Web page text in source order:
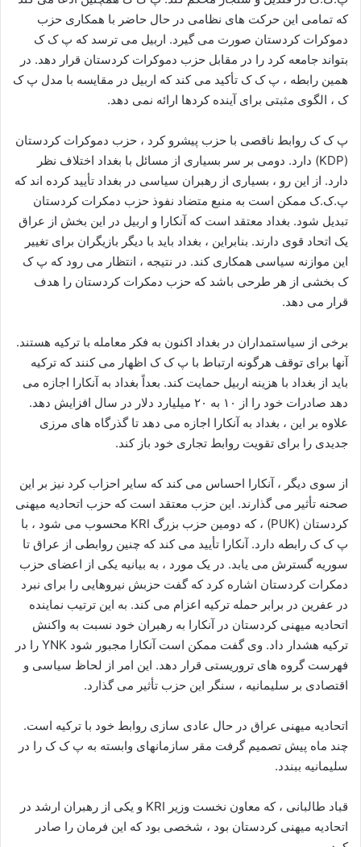
که تمامی این حرکت های نظامی در حال حاضر با همکاری حزب
دموکرات کردستان صورت می گیرد. اربیل می ترسد که پ ک ک
بتواند جامعه کرد را در مقابل حزب دموکرات کردستان قرار دهد. در
همین رابطه ، پ ک ک تأکید می کند که اربیل در مقایسه با مدل پ ک
ک ، الگوی مثبتی برای آینده کردها ارائه نمی دهد.
پ ک ک روابط ناقصی با حزب پیشرو کرد ، حزب دموکرات کردستان
(KDP) دارد. دومی بر سر بسیاری از مسائل با بغداد اختلاف نظر
دارد. از این رو ، بسیاری از رهبران سیاسی در بغداد تأیید کرده اند که
پ.ک.ک ممکن است به منبع متضاد نفوذ حزب دمکرات کردستان
تبدیل شود. بغداد معتقد است که آنکارا و اربیل در این بخش از عراق
یک اتحاد قوی دارند. بنابراین ، بغداد باید با دیگر بازیگران برای تغییر
این موازنه سیاسی همکاری کند. در نتیجه ، انتظار می رود که پ ک
ک بخشی از هر طرحی باشد که حزب دمکرات کردستان را هدف
قرار می دهد.
برخی از سیاستمداران در بغداد اکنون به فکر معامله با ترکیه هستند.
آنها برای توقف هرگونه ارتباط با پ ک ک اظهار می کنند که ترکیه
باید از بغداد با هزینه اربیل حمایت کند. بعداً بغداد به آنکارا اجازه می
دهد صادرات خود را از ۱۰ به ۲۰ میلیارد دلار در سال افزایش دهد.
علاوه بر این ، بغداد به آنکارا اجازه می دهد تا گذرگاه های مرزی
جدیدی را برای تقویت روابط تجاری خود باز کند.
از سوی دیگر ، آنکارا احساس می کند که سایر احزاب کرد نیز بر این
صحنه تأثیر می گذارند. این حزب معتقد است که حزب اتحادیه میهنی
کردستان (PUK) ، که دومین حزب بزرگ KRI محسوب می شود ، با
پ ک ک رابطه دارد. آنکارا تأیید می کند که چنین روابطی از عراق تا
سوریه گسترش می یابد. در یک مورد ، به بیانیه یکی از اعضای حزب
دمکرات کردستان اشاره کرد که گفت حزبش نیروهایی را برای نبرد
در عفرین در برابر حمله ترکیه اعزام می کند. به این ترتیب نماینده
اتحادیه میهنی کردستان در آنکارا به رهبران خود نسبت به واکنش
ترکیه هشدار داد. وی گفت ممکن است آنکارا مجبور شود YNK را در
فهرست گروه های تروریستی قرار دهد. این امر از لحاظ سیاسی و
اقتصادی بر سلیمانیه ، سنگر این حزب تأثیر می گذارد.
اتحادیه میهنی عراق در حال عادی سازی روابط خود با ترکیه است.
چند ماه پیش تصمیم گرفت مقر سازمانهای وابسته به پ ک ک را در
سلیمانیه ببندد.
قباد طالبانی ، که معاون نخست وزیر KRI و یکی از رهبران ارشد در
اتحادیه میهنی کردستان بود ، شخصی بود که این فرمان را صادر